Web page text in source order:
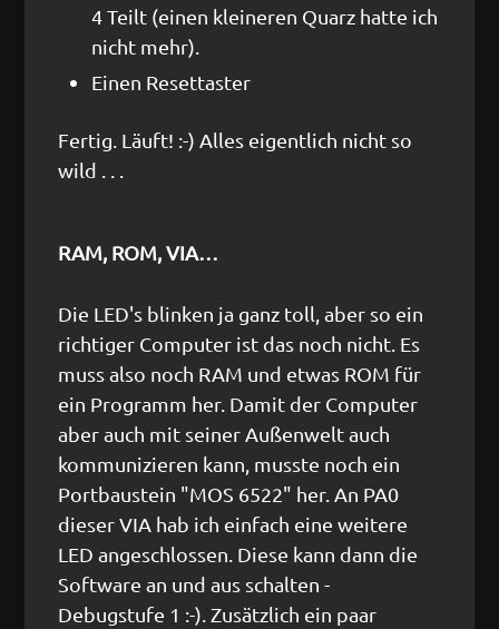
4 Teilt (einen kleineren Quarz hatte ich
nicht mehr).
Einen Resettaster
Fertig. Läuft! :-) Alles eigentlich nicht so
wild . . .
RAM, ROM, VIA…
Die LED's blinken ja ganz toll, aber so ein
richtiger Computer ist das noch nicht. Es
muss also noch RAM und etwas ROM für
ein Programm her. Damit der Computer
aber auch mit seiner Außenwelt auch
kommunizieren kann, musste noch ein
Portbaustein "MOS 6522" her. An PA0
dieser VIA hab ich einfach eine weitere
LED angeschlossen. Diese kann dann die
Software an und aus schalten -
Debugstufe 1 :-). Zusätzlich ein paar